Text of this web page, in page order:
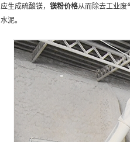
应生成硫酸镁， 镁粉价格从而除去工业废
水泥。